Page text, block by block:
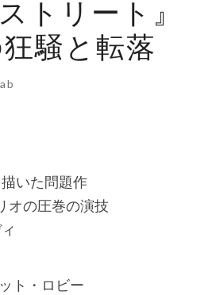
トリート』
騒と転落
いた問題作
オの圧巻の演技
ト・ロビー